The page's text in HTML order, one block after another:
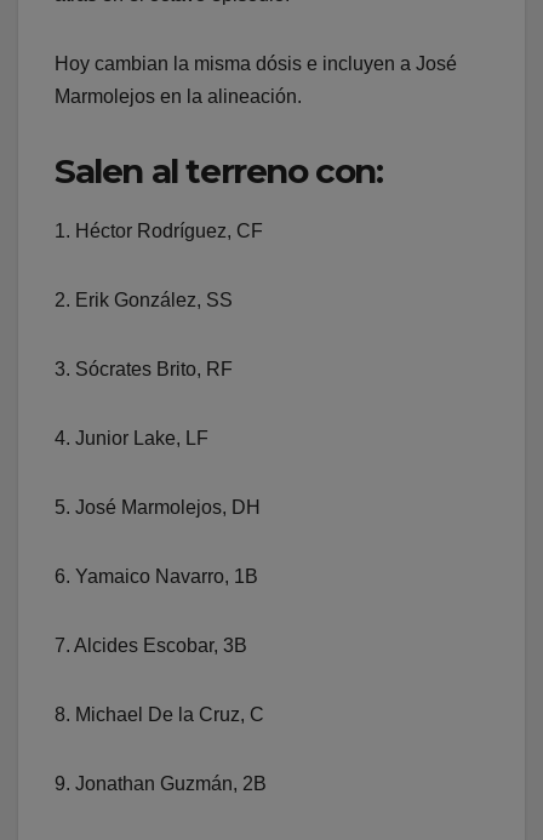
Hoy cambian la misma dósis e incluyen a José
Marmolejos en la alineación.
Salen al terreno con:
1. Héctor Rodríguez, CF
2. Erik González, SS
3. Sócrates Brito, RF
4. Junior Lake, LF
5. José Marmolejos, DH
6. Yamaico Navarro, 1B
7. Alcides Escobar, 3B
8. Michael De la Cruz, C
9. Jonathan Guzmán, 2B